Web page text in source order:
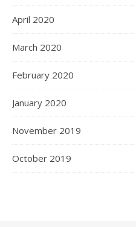
April 2020
March 2020
February 2020
January 2020
November 2019
October 2019